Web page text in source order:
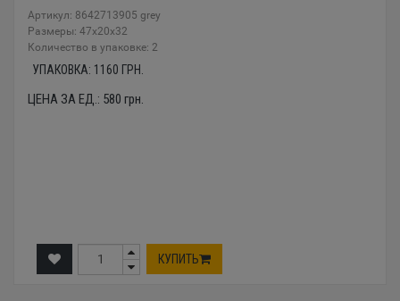
Артикул: 8642713905 grey
Размеры: 47x20x32
Количество в упаковке: 2
УПАКОВКА: 1160 ГРН.
ЦЕНА ЗА ЕД.: 580 грн.
КУПИТЬ